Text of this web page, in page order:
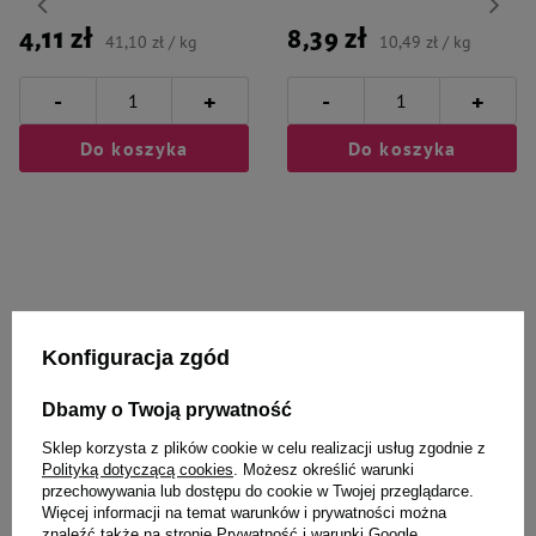
4,11 zł 41,10 zł / kg
- +
Do koszyka
8,39 zł 10,49 zł / kg
- +
Do koszyka
Wybrane specjalnie dla
Ciebie i Twojego czworonoga
Francodex spray antystresowy
dla kota 100 ml
Mokra karma dla psa do 20 kg na
7 dni Dolina Noteci Superfood 19
Konfiguracja zgód
Dbamy o Twoją prywatność
Sklep korzysta z plików cookie w celu realizacji usług zgodnie z
Polityką dotyczącą cookies . Możesz określić warunki
przechowywania lub dostępu do cookie w Twojej przeglądarce.
Więcej informacji na temat warunków i prywatności można